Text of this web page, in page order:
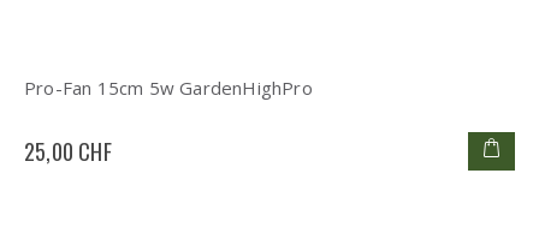
Pro-Fan 15cm 5w GardenHighPro
25,00 CHF